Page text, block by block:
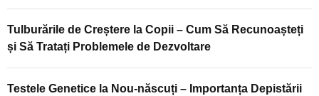
Tulburările de Creștere la Copii – Cum Să Recunoașteți
și Să Tratați Problemele de Dezvoltare
Testele Genetice la Nou-născuți – Importanța Depistării